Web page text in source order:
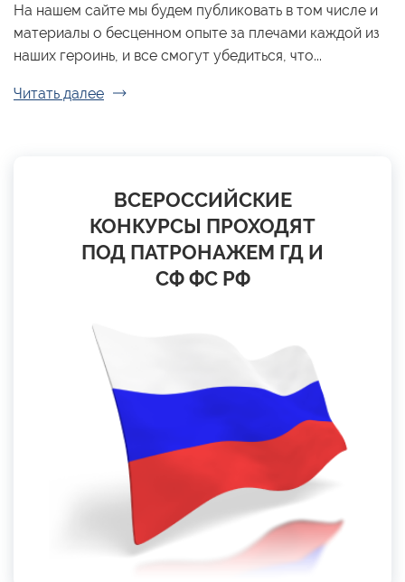
На нашем сайте мы будем публиковать в том числе и
материалы о бесценном опыте за плечами каждой из
наших героинь, и все смогут убедиться, что...
Читать далее
ВСЕРОССИЙСКИЕ
КОНКУРСЫ ПРОХОДЯТ
ПОД ПАТРОНАЖЕМ ГД И
СФ ФС РФ